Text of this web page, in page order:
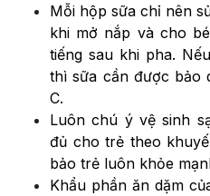
Mỗi hộp sữa chỉ nên
khi mở nắp và cho
tiếng sau khi pha.
thì sữa cần được bảo
C.
Luôn chú ý vệ sinh
đủ cho trẻ theo
bảo trẻ luôn khỏe
Khẩu phần ăn dặm